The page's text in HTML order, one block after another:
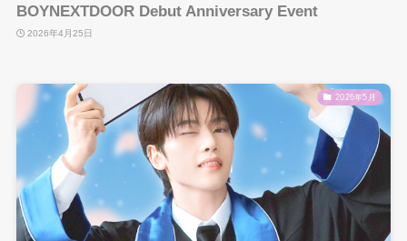
BOYNEXTDOOR Debut Anniversary Event
2026年4月25日
2026年5月